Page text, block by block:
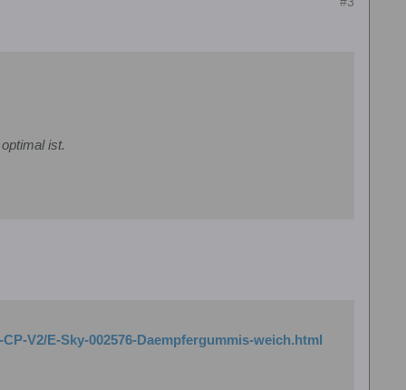
ist.
V2/E-Sky-002576-Daempfergummis-weich.html